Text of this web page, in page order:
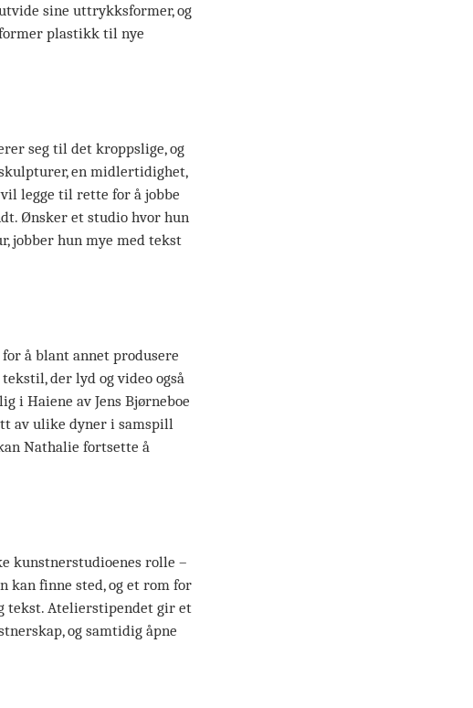
sine uttrykksformer, og
plastikk til nye
seg til det kroppslige, og
en midlertidighet,
legge til rette for å jobbe
Ønsker et studio hvor hun
jobber hun mye med tekst
å blant annet produsere
der lyd og video også
i Haiene av Jens Bjørneboe
av ulike dyner i samspill
Nathalie fortsette å
kunstnerstudioenes rolle –
kan finne sted, og et rom for
tekst. Atelierstipendet gir et
og samtidig åpne